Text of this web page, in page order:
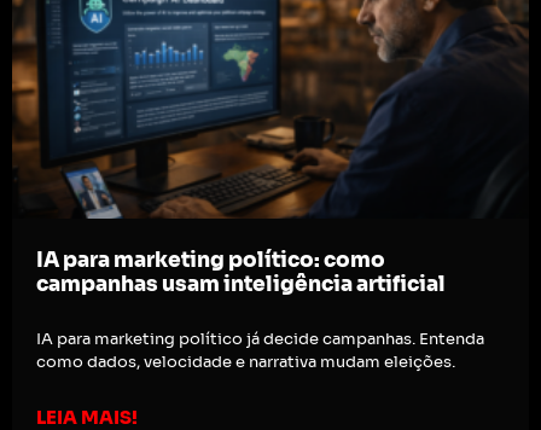
IA para marketing político: como
campanhas usam inteligência artificial
IA para marketing político já decide campanhas. Entenda
como dados, velocidade e narrativa mudam eleições.
LEIA MAIS!